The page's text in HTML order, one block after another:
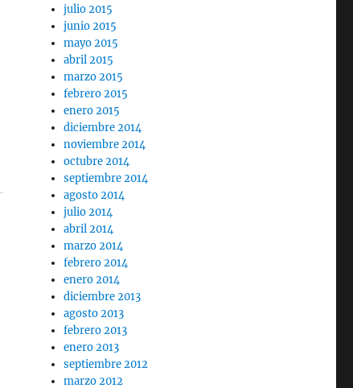
julio 2015
junio 2015
mayo 2015
abril 2015
marzo 2015
febrero 2015
enero 2015
diciembre 2014
noviembre 2014
octubre 2014
septiembre 2014
agosto 2014
julio 2014
abril 2014
marzo 2014
febrero 2014
enero 2014
diciembre 2013
agosto 2013
febrero 2013
enero 2013
septiembre 2012
marzo 2012